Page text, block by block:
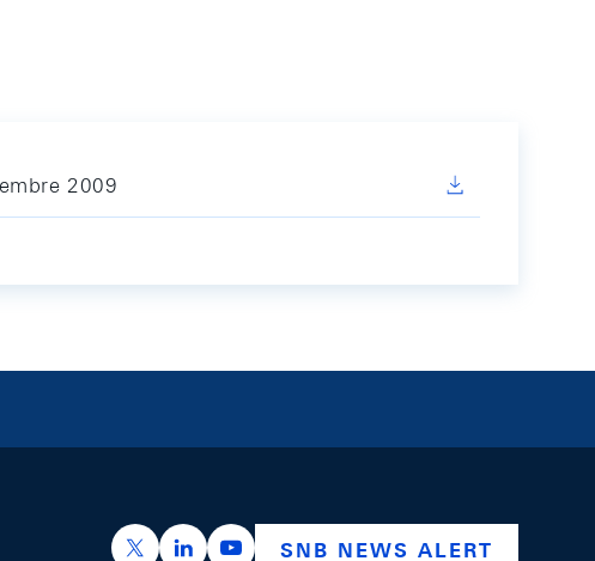
2009
https://x.com/snb_bns
https://ch.linkedin.com/company/swiss-
https://www.youtube.com/
SNB NEWS ALERT